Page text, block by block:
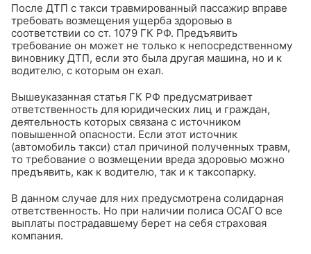
После ДТП с такси травмированный пассажир вправе
требовать возмещения ущерба здоровью в
соответствии со ст. 1079 ГК РФ. Предъявить
требование он может не только к непосредственному
виновнику ДТП, если это была другая машина, но и к
водителю, с которым он ехал.
Вышеуказанная статья ГК РФ предусматривает
ответственность для юридических лиц и граждан,
деятельность которых связана с источником
повышенной опасности. Если этот источник
(автомобиль такси) стал причиной полученных травм,
то требование о возмещении вреда здоровью можно
предъявить, как к водителю, так и к таксопарку.
В данном случае для них предусмотрена солидарная
ответственность. Но при наличии полиса ОСАГО все
выплаты пострадавшему берет на себя страховая
компания.